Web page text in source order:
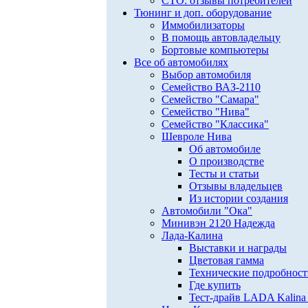
Тюнинг и доп. оборудование
Иммобилизаторы
В помощь автовладельцу
Бортовые компьютеры
Все об автомобилях
Выбор автомобиля
Семейство ВАЗ-2110
Семейство "Самара"
Семейство "Нива"
Семейство "Классика"
Шевроле Нива
Об автомобиле
О производстве
Тесты и статьи
Отзывы владельцев
Из истории создания
Автомобили "Ока"
Минивэн 2120 Надежда
Лада-Калина
Выставки и награды
Цветовая гамма
Технические
Где купить
Тест-драйв LADA Kalina